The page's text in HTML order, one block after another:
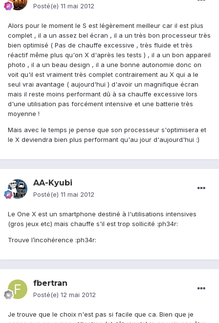
Posté(e) 11 mai 2012
Alors pour le moment le S est légèrement meilleur car il est plus
complet , il a un assez bel écran , il a un très bon processeur très
bien optimisé ( Pas de chauffe excessive , très fluide et très
réactif même plus qu'on X d'après les tests ) , il a un bon appareil
photo , il a un beau design , il a une bonne autonomie donc on
voit qu'il est vraiment très complet contrairement au X qui a le
seul vrai avantage ( aujourd'hui ) d'avoir un magnifique écran
mais il reste moins performant dû à sa chauffe excessive lors
d'une utilisation pas forcément intensive et une batterie très
moyenne !
Mais avec le temps je pense que son processeur s'optimisera et
le X deviendra bien plus performant qu'au jour d'aujourd'hui :)
AA-Kyubi
Posté(e) 11 mai 2012
Le One X est un smartphone destiné à l'utilisations intensives
(gros jeux etc) mais chauffe s'il est trop sollicité :ph34r:
Trouve l’incohérence :ph34r:
fbertran
Posté(e) 12 mai 2012
Je trouve que le choix n'est pas si facile que ca. Bien que je